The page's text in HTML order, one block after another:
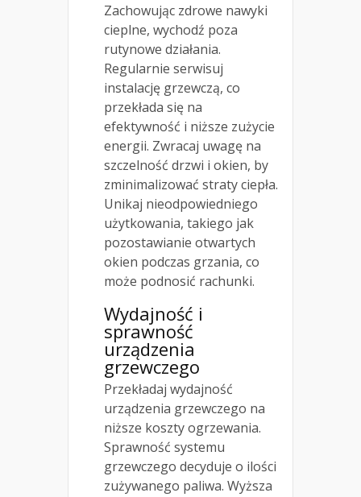
Zachowując zdrowe nawyki
cieplne, wychodź poza
rutynowe działania.
Regularnie serwisuj
instalację grzewczą, co
przekłada się na
efektywność i niższe zużycie
energii. Zwracaj uwagę na
szczelność drzwi i okien, by
zminimalizować straty ciepła.
Unikaj nieodpowiedniego
użytkowania, takiego jak
pozostawianie otwartych
okien podczas grzania, co
może podnosić rachunki.
Wydajność i
sprawność
urządzenia
grzewczego
Przekładaj wydajność
urządzenia grzewczego na
niższe koszty ogrzewania.
Sprawność systemu
grzewczego decyduje o ilości
zużywanego paliwa. Wyższa